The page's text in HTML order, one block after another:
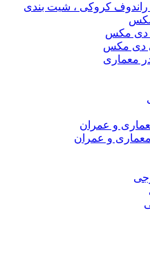
کروکی ، شیت بندی
دی مکس
دی مکس
معماری
و عمران
و عمران